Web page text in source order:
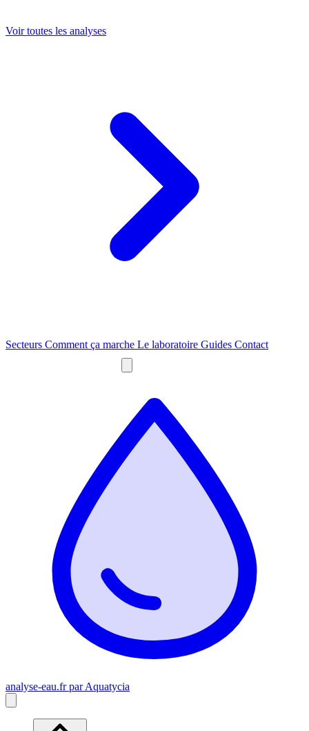
Voir toutes les analyses
Secteurs Comment ça marche Le laboratoire Guides Contact
analyse-eau.fr par Aquatycia